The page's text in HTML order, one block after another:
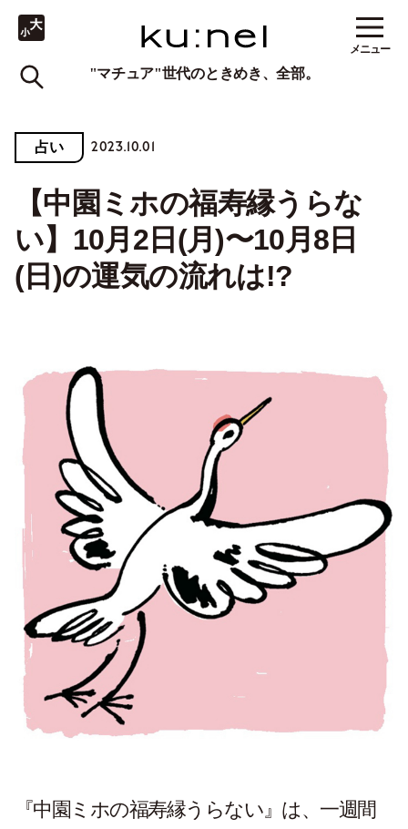
"マチュア"世代のときめき、全部。
メニュー
占い 2023.10.01
【中園ミホの福寿縁うらな
い】10月2日(月)〜10月8日
(日)の運気の流れは!?
『中園ミホの福寿縁うらない』は、一週間